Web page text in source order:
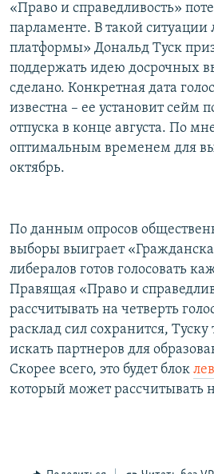
«Право и справедливость»
парламенте. В такой
платформы» Дональд Туск
поддержать идею досрочных
сделано. Конкретная дата
известна – ее установит сейм
отпуска в конце августа. По
оптимальным временем для
октябрь.
По данным опросов
выборы выиграет
либералов готов голосовать
Правящая «Право и
рассчитывать на четверть
расклад сил сохранится,
искать партнеров для
Скорее всего, это будет блок
который может рассчитывать